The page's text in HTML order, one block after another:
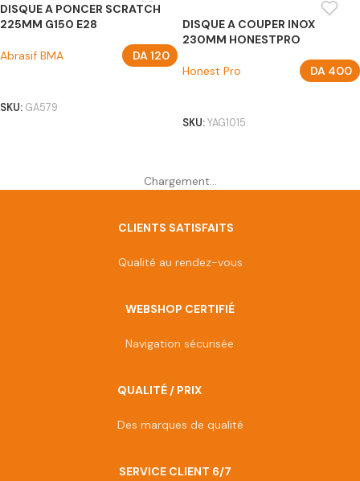
DISQUE A PONCER SCRATCH
225MM G150 E28
Abrasif BMA DA 120
SKU: GA579
DISQUE A COUPER INOX
230MM HONESTPRO
Honest Pro DA 400
SKU:YAG1015
Chargement...
CLIENTS SATISFAITS
Qualité au rendez-vous
WEBSHOP CERTIFIÉ
Navigation sécurisée
QUALITÉ / PRIX
Des marques de qualité
SERVICE CLIENT 6/7